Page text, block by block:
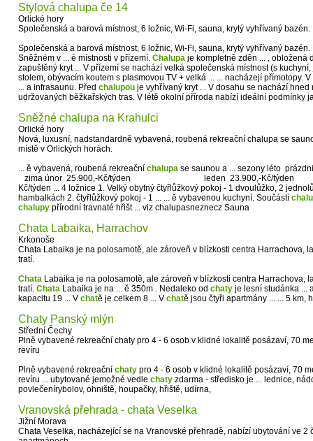
Stylová chalupa če 14
Orlické hory
Společenská a barová místnost, 6 ložnic, Wi-Fi, sauna, krytý vyhřívaný bazén.
Společenská a barová místnost, 6 ložnic, Wi-Fi, sauna, krytý vyhřívaný
Sněžném v ... é místnosti v přízemí. Chalupa je kompletně zděn ... , obložená
zapuštěný kryt ... V přízemí se nachází velká společenská místnost (s
stolem, obývacím koutem s plasmovou TV + velká ... ... nacházejí přímotopy. V
... a infrasaunu. Před chalupou je vyhřívaný kryt ... V dosahu se nachází
udržovaných běžkařských tras. V létě okolní příroda nabízí ideální podmínky
Sněžné chalupa na Krahulci
Orlické hory
Nová, luxusní, nadstandardně vybavená, roubená rekreační chalupa se
místě v Orlických horách.
... ě vybavená, roubená rekreační chalupa se saunou a ... sezony léto
zima únor 25.900,-Kč/týden leden 23.900,-Kč/
Kč/týden ... 4 ložnice 1. Velký obytný čtyřlůžkový pokoj - 1 dvoulůžko, 2
hambalkách 2. čtyřlůžkový pokoj - 1 ... ... ě vybavenou kuchyní. Součástí
chalupy přírodní travnaté hřišt ... viz chalupasneznecz Sauna
Chata Labaika, Harrachov
Krkonoše
Chata Labaika je na polosamotě, ale zároveň v blízkosti centra Harrachova,
tratí.
Chata Labaika je na polosamotě, ale zároveň v blízkosti centra Harrachova,
tratí. Chata Labaika je na ... ě 350m . Nedaleko od chaty je lesní studánka ...
kapacitu 19 ... V chatě je celkem 8 ... V chatě jsou čtyři apartmány ... ... 5 km,
Chaty Panský mlýn
Střední Čechy
Plně vybavené rekreační chaty pro 4 - 6 osob v klidné lokalitě posázaví, 70
revíru
Plně vybavené rekreační chaty pro 4 - 6 osob v klidné lokalitě posázaví, 70
revíru ... ubytované jemožné vedle chaty zdarma - středisko je ... lednice,
povlečenírybolov, ohniště, houpačky, hřiště, udírna,
Vranovská přehrada - chata Veselka
Jižní Morava
Chata Veselka, nacházející se na Vranovské přehradě, nabízí ubytování ve 2